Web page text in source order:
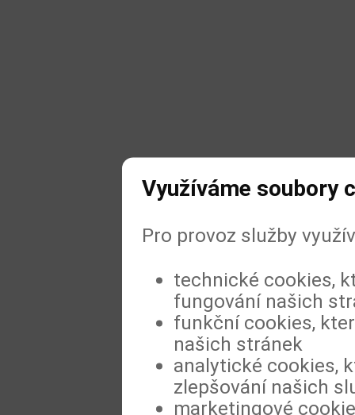
Využíváme soubory
Pro provoz služby
technické cookies,
fungování našich
funkční cookies,
našich stránek
analytické cookies,
zlepšování našich
marketingové